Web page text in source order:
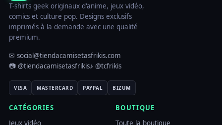
T-shirts geek originaux d'anime, jeux vidéo,
comics et culture pop. Designs exclusifs
imprimés à la demande avec une qualité
premium.
✉ social@tiendacamisetasfrikis.com
📷 @tiendacamisetasfrikis♪ @tcfrikis
VISA MASTERCARD PAYPAL BIZUM
CATÉGORIES
Jeux vidéo
BOUTIQUE
Toute la boutique